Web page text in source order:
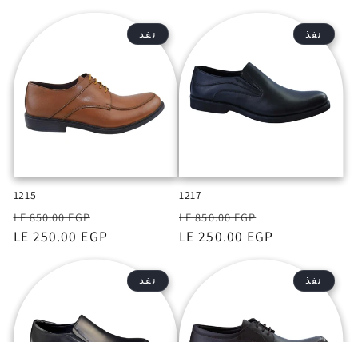
نفذ
1215
السعر
LE 850.00 EGP
بعدLE 250.00 EGP
نفذ
1217
السعر
LE 850.00 EGP
بعدLE 250.00 EGP
نفذ نفذ